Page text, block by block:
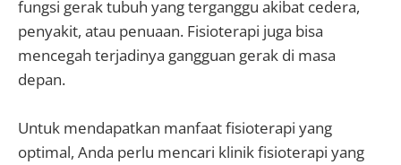
fungsi gerak tubuh yang terganggu akibat cedera,
penyakit, atau penuaan. Fisioterapi juga bisa
mencegah terjadinya gangguan gerak di masa
depan.
Untuk mendapatkan manfaat fisioterapi yang
optimal, Anda perlu mencari klinik fisioterapi yang